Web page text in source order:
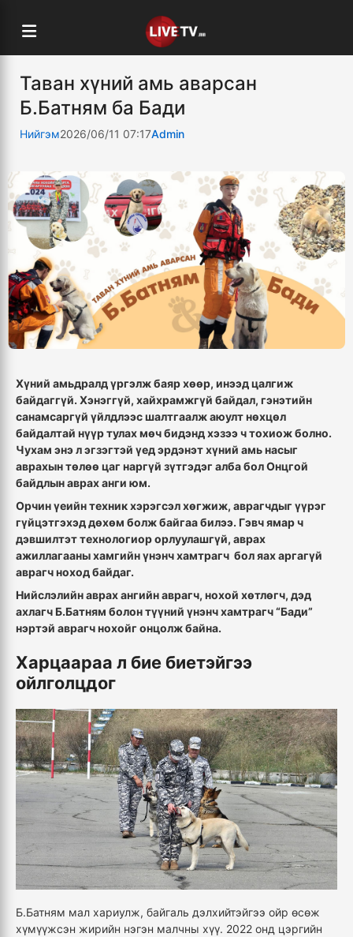
Таван хүний амь аварсан
Б.Батням ба Бади
Нийгэм2026/06/11 07:17Admin
Хүний амьдралд үргэлж баяр хөөр, инээд цалгиж
байдаггүй. Хэнэггүй, хайхрамжгүй байдал, гэнэтийн
санамсаргүй үйлдлээс шалтгаалж аюулт нөхцөл
байдалтай нүүр тулах мөч бидэнд хэзээ ч тохиож болно.
Чухам энэ л эгзэгтэй үед эрдэнэт хүний амь насыг
аврахын төлөө цаг наргүй зүтгэдэг алба бол Онцгой
байдлын аврах анги юм.
Орчин үеийн техник хэрэгсэл хөгжиж, аврагчдыг үүрэг
гүйцэтгэхэд дөхөм болж байгаа билээ. Гэвч ямар ч
дэвшилтэт технологиор орлуулашгүй, аврах
ажиллагааны хамгийн үнэнч хамтрагч бол яах аргагүй
аврагч ноход байдаг.
Нийслэлийн аврах ангийн аврагч, нохой хөтлөгч, дэд
ахлагч Б.Батням болон түүний үнэнч хамтрагч “Бади”
нэртэй аврагч нохойг онцолж байна.
Харцаараа л бие биетэйгээ
ойлголцдог
Б.Батням мал хариулж, байгаль дэлхийтэйгээ ойр өсөж
хүмүүжсэн жирийн нэгэн малчны хүү. 2022 онд цэргийн